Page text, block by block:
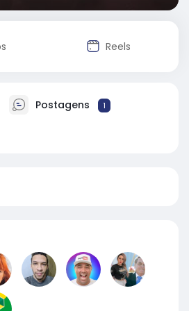
Reels
Postagens 1